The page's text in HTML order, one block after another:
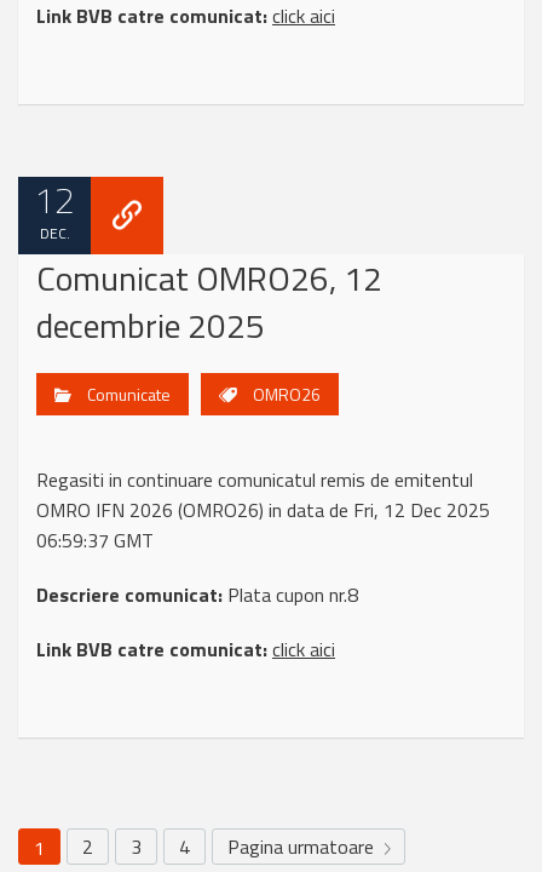
Link BVB catre comunicat:click aici
12
DEC.
Comunicat OMRO26, 12
decembrie 2025
Comunicate OMRO26
Regasiti in continuare comunicatul remis de emitentul
OMRO IFN 2026 (OMRO26) in data de Fri, 12 Dec 2025
06:59:37 GMT
Descriere comunicat: Plata cupon nr.8
Link BVB catre comunicat:click aici
1 2 3 4 Pagina urmatoare